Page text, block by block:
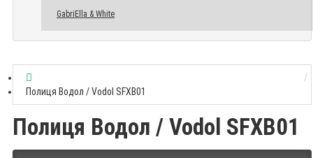
GabriElla & White
Полиця Водол / Vodol SFXB01
Полиця Водол / Vodol SFXB01